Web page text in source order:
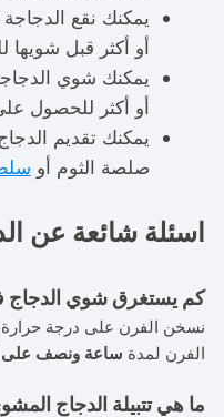
أو أكثر قبل
أو أكثر للحصول
يمكنك تقديم
صلصة الثوم أو
اسئلة شائعة عن
كم يستغرق شوي الدجاج
الفرن لمدة ساعة ونصف على
ما هي تتبيلة الدجاج